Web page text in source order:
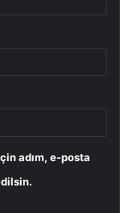
adım, e-posta